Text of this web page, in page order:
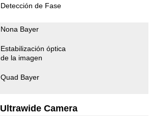
Detección de Fase
Nona Bayer
Estabilización óptica
de la imagen
Quad Bayer
Ultrawide Camera